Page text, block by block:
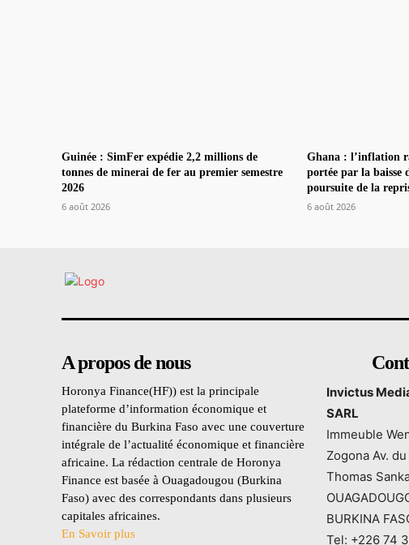
Guinée : SimFer expédie 2,2 millions de
tonnes de minerai de fer au premier semestre
2026
6 août 2026
Ghana : l’inflation
portée par la baisse
poursuite de la
6 août 2026
A propos de nous
Horonya Finance(HF)) est la principale
plateforme d’information économique et
financière du Burkina Faso avec une couverture
intégrale de l’actualité économique et financière
africaine. La rédaction centrale de Horonya
Finance est basée à Ouagadougou (Burkina
Faso) avec des correspondants dans plusieurs
capitales africaines.
En Savoir plus
Invictus
SARL
Immeuble
Zogona Av.
Thomas
BURKINA
Tel: +226 74